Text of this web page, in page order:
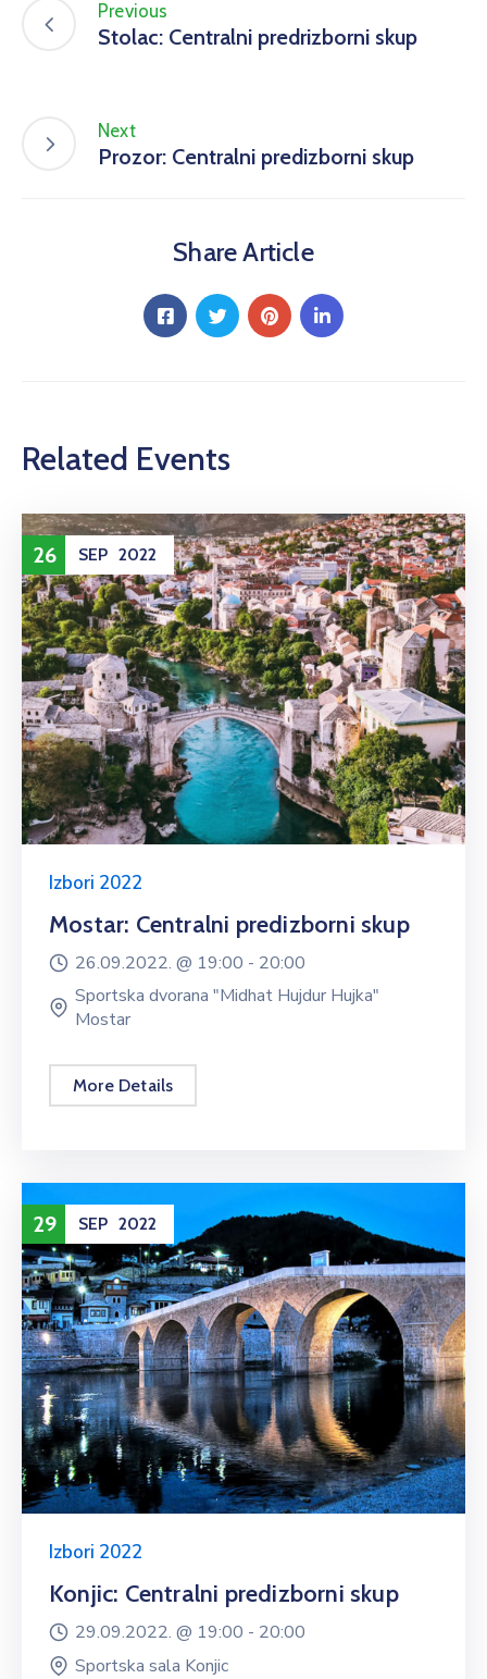
Previous
Stolac: Centralni predrizborni skup
Next
Prozor: Centralni predizborni skup
Share Article
Related Events
26 SEP 2022
Izbori 2022
Mostar: Centralni predizborni skup
26.09.2022. @ 19:00 - 20:00
Sportska dvorana "Midhat Hujdur Hujka"
Mostar
More Details
29 SEP 2022
Izbori 2022
Konjic: Centralni predizborni skup
29.09.2022. @ 19:00 - 20:00
Sportska sala Konjic